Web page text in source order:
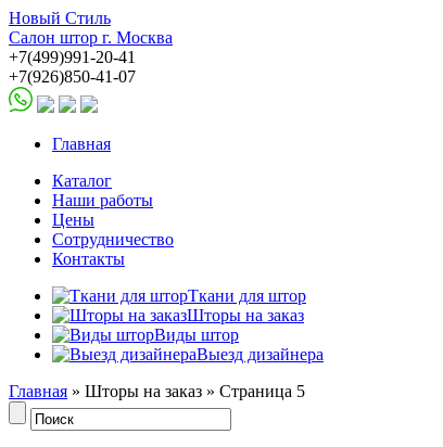
Новый Стиль
Салон штор г. Москва
+7(499)991-20-41
+7(926)850-41-07
Главная
Каталог
Наши работы
Цены
Сотрудничество
Контакты
Ткани для штор
Шторы на заказ
Виды штор
Выезд дизайнера
Главная » Шторы на заказ » Страница 5